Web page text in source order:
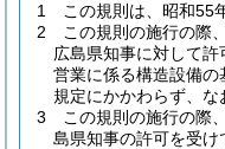
1
この規則は、昭和55
2
この規則の施行の際
広島県知事に対して
営業に係る構造設備の
規定にかかわらず、な
3
この規則の施行の際
島県知事の許可を受